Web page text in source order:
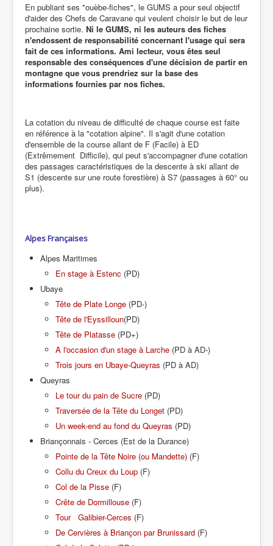
En publiant ses "ouèbe-fiches", le GUMS a pour seul objectif
d'aider des Chefs de Caravane qui veulent choisir le but de leur
prochaine sortie. Ni le GUMS, ni les auteurs des fiches
n'endossent de responsabilité concernant l'usage qui sera
fait de ces informations. Ami lecteur, vous êtes seul
responsable des conséquences d'une décision de partir en
montagne que vous prendriez sur la base des
informations fournies par nos fiches.
La cotation du niveau de difficulté de chaque course est faite
en référence à la "cotation alpine". Il s'agit d'une cotation
d'ensemble de la course allant de F (Facile) à ED
(Extrêmement Difficile), qui peut s'accompagner d'une cotation
des passages caractéristiques de la descente à ski allant de
S1 (descente sur une route forestière) à S7 (passages à 60° ou
plus).
Alpes Françaises
Alpes Maritimes
En stage à Estenc (PD)
Ubaye
Tête de Plate Longe (PD-)
Tête de l'Eyssilloun(PD)
Tête de Platasse (PD+)
A l'occasion d'un stage à Larche (PD à AD-)
Trois jours en Ubaye-Queyras (PD à AD)
Queyras
Le tour du pain de Sucre (PD)
Traversée de la Tête du Longet (PD)
Un week-end au fond du Queyras (PD)
Briançonnais - Cerces (Est de la Durance)
Pointe de la Tête Noire (ou Mandette) (F)
Collu du Creux du Loup (F)
Col de la Pisse (F)
Crête de Dormillouse (F)
Tour Galibier-Cerces (F)
De Cervières à Briançon par Brunissard (F)